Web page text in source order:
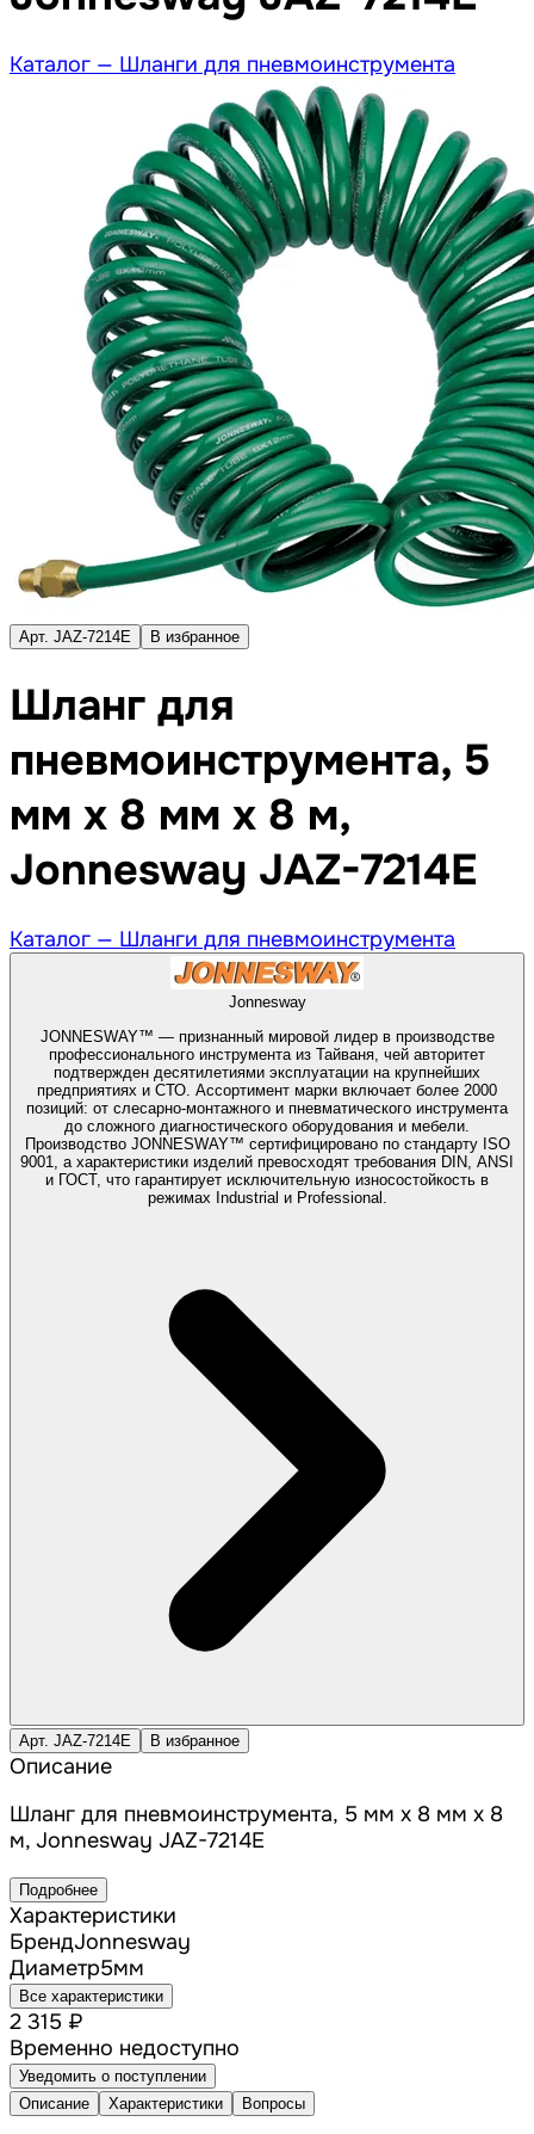
Каталог — Шланги для пневмоинструмента
Арт. JAZ-7214E В избранное
Шланг для
пневмоинструмента, 5
мм x 8 мм x 8 м,
Jonnesway JAZ-7214E
Каталог — Шланги для пневмоинструмента
Jonnesway
JONNESWAY™ — признанный мировой лидер в производстве
профессионального инструмента из Тайваня, чей авторитет
подтвержден десятилетиями эксплуатации на крупнейших
предприятиях и СТО. Ассортимент марки включает более 2000
позиций: от слесарно-монтажного и пневматического инструмента
до сложного диагностического оборудования и мебели.
Производство JONNESWAY™ сертифицировано по стандарту ISO
9001, а характеристики изделий превосходят требования DIN, ANSI
и ГОСТ, что гарантирует исключительную износостойкость в
режимах Industrial и Professional.
Арт. JAZ-7214E В избранное
Описание
Шланг для пневмоинструмента, 5 мм x 8 мм x 8
м, Jonnesway JAZ-7214E
Подробнее
Характеристики
БрендJonnesway
Диаметр5мм
Все характеристики
2 315 ₽
Временно недоступно
Уведомить о поступлении
Описание
Характеристики Вопросы